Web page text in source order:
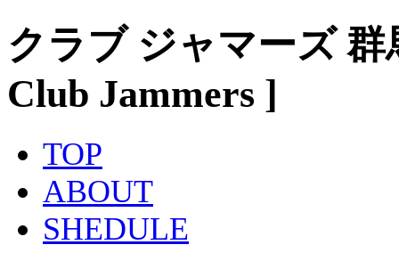
クラブ ジャマーズ
Club Jammers ]
TOP
ABOUT
SHEDULE